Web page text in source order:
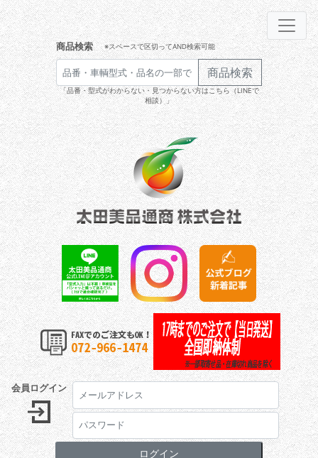
商品検索 ※スペースで区切ってAND検索可能
商品検索
「品番・型式がわからない・見つからない方はこちら（LINEで
相談）」
会員ログイン